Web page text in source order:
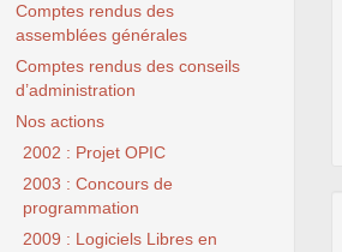
Comptes rendus des
assemblées générales
Comptes rendus des conseils
d’administration
Nos actions
2002 : Projet OPIC
2003 : Concours de
programmation
2009 : Logiciels Libres en